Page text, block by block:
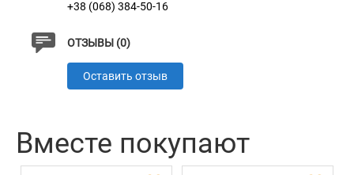
+38 (068) 384-50-16
ОТЗЫВЫ (0)
Оставить отзыв
Вместе покупают